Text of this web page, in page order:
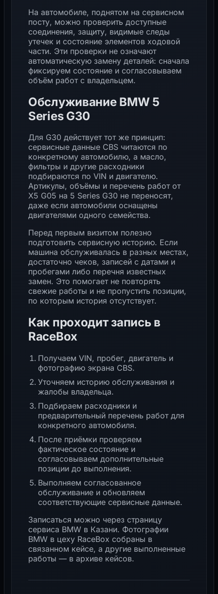
На автомобиле, поднятом на сервисном
посту, можно проверить доступные
соединения, защиту, видимые следы
утечек и состояние элементов ходовой
части. Эти проверки не означают
автоматическую замену деталей: сначала
фиксируем состояние и согласовываем
объём работ с владельцем.
Обслуживание BMW 5
Series G30
Для G30 действует тот же принцип:
сервисные данные CBS читаются по
конкретному автомобилю, а масло,
фильтры и другие расходники
подбираются по VIN и двигателю.
Артикулы, объёмы и перечень работ от
X5 G05 на 5 Series G30 не переносят,
даже если автомобили оснащены
двигателями одного семейства.
Перед первым визитом полезно
подготовить сервисную историю. Если
машина обслуживалась в разных местах,
достаточно чеков, записей с датами и
пробегами либо перечня известных
замен. Это помогает не повторять
свежие работы и не пропустить позиции,
по которым история отсутствует.
Как проходит запись в
RaceBox
Получаем VIN, пробег, двигатель и
фотографию экрана CBS.
Уточняем историю обслуживания и
жалобы владельца.
Подбираем расходники и
предварительный перечень работ для
конкретного автомобиля.
После приёмки проверяем
фактическое состояние и
согласовываем дополнительные
позиции до выполнения.
Выполняем согласованное
обслуживание и обновляем
соответствующие сервисные данные.
Записаться можно через страницу
сервиса BMW в Казани. Фотографии
BMW в цеху RaceBox собраны в
связанном кейсе, а другие выполненные
работы — в архиве кейсов.